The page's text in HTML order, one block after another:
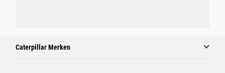
Caterpillar Merken